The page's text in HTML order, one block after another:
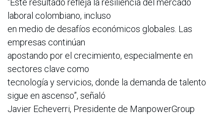
“Este resultado refleja la resiliencia del mercado
laboral colombiano, incluso
en medio de desafíos económicos globales. Las
empresas continúan
apostando por el crecimiento, especialmente en
sectores clave como
tecnología y servicios, donde la demanda de talento
sigue en ascenso”, señaló
Javier Echeverri, Presidente de ManpowerGroup